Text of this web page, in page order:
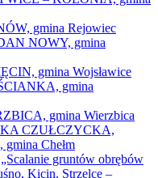
gmina Rejowiec
NOWY, gmina
gmina Wojsławice
gmina
gmina Wierzbica
CZUŁCZYCKA,
Chełm
gruntów obrębów
Kicin, Strzelce –